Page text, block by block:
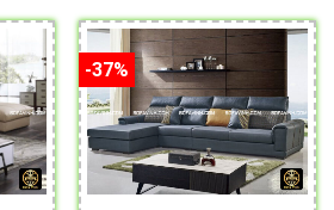
-37%